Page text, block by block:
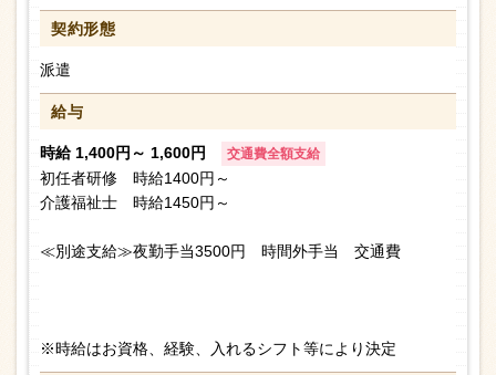
契約形態
派遣
給与
時給 1,400円～ 1,600円 交通費全額支給
初任者研修 時給1400円～
介護福祉士 時給1450円～
≪別途支給≫夜勤手当3500円 時間外手当 交通費
※時給はお資格、経験、入れるシフト等により決定